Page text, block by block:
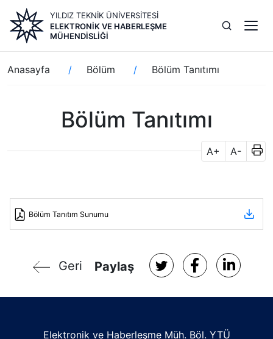
içeriğe
atla
YILDIZ TEKNİK ÜNİVERSİTESİ
ELEKTRONIK VE HABERLEŞME
MÜHENDISLIĞI
Sayfa
yolu
Anasayfa Bölüm Bölüm Tanıtımı
Bölüm Tanıtımı
A+ A-
Bölüm Tanıtım Sunumu
Geri Paylaş
Elektronik ve Haberleşme Müh. Böl. YTÜ